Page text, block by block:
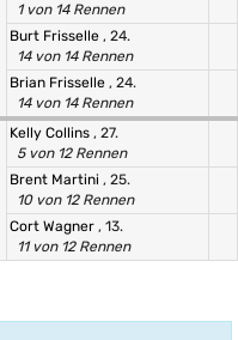
1 von 14 Rennen
Burt Frisselle , 24.
14 von 14 Rennen
Brian Frisselle , 24.
14 von 14 Rennen
Kelly Collins , 27.
5 von 12 Rennen
Brent Martini , 25.
10 von 12 Rennen
Cort Wagner , 13.
11 von 12 Rennen